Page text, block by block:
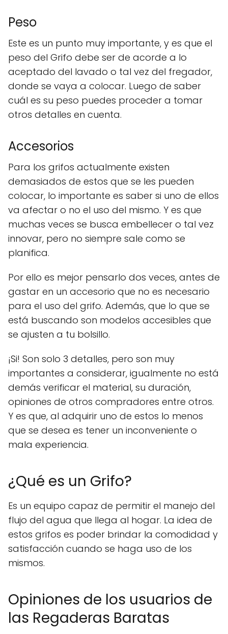
Peso
Este es un punto muy importante, y es que el
peso del Grifo debe ser de acorde a lo
aceptado del lavado o tal vez del fregador,
donde se vaya a colocar. Luego de saber
cuál es su peso puedes proceder a tomar
otros detalles en cuenta.
Accesorios
Para los grifos actualmente existen
demasiados de estos que se les pueden
colocar, lo importante es saber si uno de ellos
va afectar o no el uso del mismo. Y es que
muchas veces se busca embellecer o tal vez
innovar, pero no siempre sale como se
planifica.
Por ello es mejor pensarlo dos veces, antes de
gastar en un accesorio que no es necesario
para el uso del grifo. Además, que lo que se
está buscando son modelos accesibles que
se ajusten a tu bolsillo.
¡Si! Son solo 3 detalles, pero son muy
importantes a considerar, igualmente no está
demás verificar el material, su duración,
opiniones de otros compradores entre otros.
Y es que, al adquirir uno de estos lo menos
que se desea es tener un inconveniente o
mala experiencia.
¿Qué es un Grifo?
Es un equipo capaz de permitir el manejo del
flujo del agua que llega al hogar. La idea de
estos grifos es poder brindar la comodidad y
satisfacción cuando se haga uso de los
mismos.
Opiniones de los usuarios de
las Regaderas Baratas